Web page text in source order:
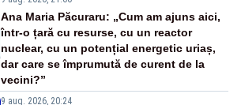
Ana Maria Păcuraru: „Cum am ajuns aici,
într-o țară cu resurse, cu un reactor
nuclear, cu un potențial energetic uriaș,
dar care se împrumută de curent de la
vecini?”
9 aug. 2026, 20:24